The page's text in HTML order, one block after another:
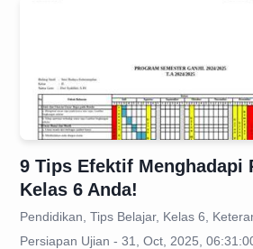
9 Tips Efektif Menghadapi
Kelas 6 Anda!
Pendidikan, Tips Belajar, Kelas 6,
Persiapan Ujian - 31, Oct, 2025,